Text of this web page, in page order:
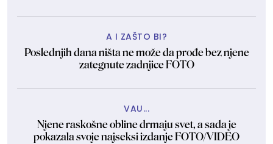
A I ZAŠTO BI?
Poslednjih dana ništa ne može da prođe bez njene
zategnute zadnjice FOTO
VAU...
Njene raskošne obline drmaju svet, a sada je
pokazala svoje najseksi izdanje FOTO/VIDEO